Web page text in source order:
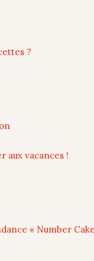
?
aux vacances !
« Number